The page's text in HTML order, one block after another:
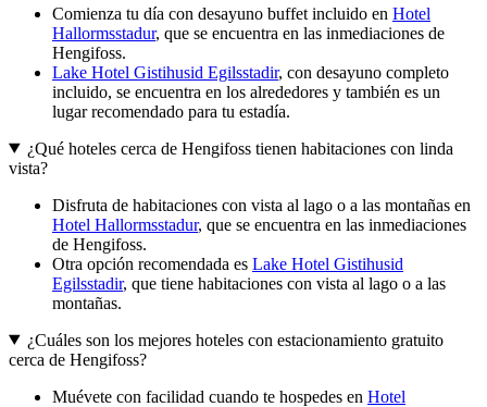
Comienza tu día con desayuno buffet incluido en Hotel
Hallormsstadur, que se encuentra en las inmediaciones de
Hengifoss.
Lake Hotel Gistihusid Egilsstadir, con desayuno completo
incluido, se encuentra en los alrededores y también es un
lugar recomendado para tu estadía.
¿Qué hoteles cerca de Hengifoss tienen habitaciones con linda
vista?
Disfruta de habitaciones con vista al lago o a las montañas en
Hotel Hallormsstadur, que se encuentra en las inmediaciones
de Hengifoss.
Otra opción recomendada es Lake Hotel Gistihusid
Egilsstadir, que tiene habitaciones con vista al lago o a las
montañas.
¿Cuáles son los mejores hoteles con estacionamiento gratuito
cerca de Hengifoss?
Muévete con facilidad cuando te hospedes en Hotel